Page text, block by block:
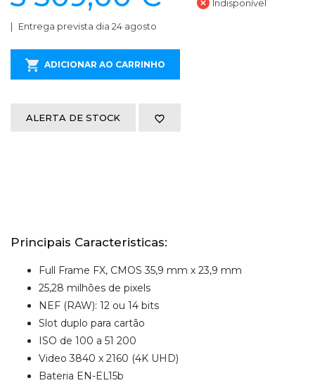
Indisponível
Entrega prevista dia 24 agosto
ADICIONAR AO CARRINHO
ALERTA DE STOCK
Principais Caracteristicas:
Full Frame FX, CMOS 35,9 mm x 23,9 mm
25,28 milhões de pixels
NEF (RAW): 12 ou 14 bits
Slot duplo para cartão
ISO de 100 a 51 200
Video 3840 x 2160 (4K UHD)
Bateria EN-EL15b